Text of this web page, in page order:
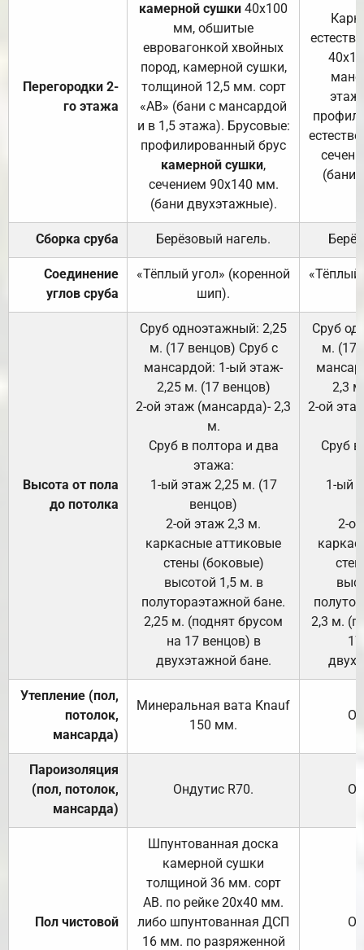
Перегородки 2-
го этажа
камерной сушки 40х100
мм, обшитые
евровагонкой хвойных
пород, камерной сушки,
толщиной 12,5 мм. сорт
«АВ» (бани с мансардой
и в 1,5 этажа). Брусовые:
профилированный брус
камерной сушки,
сечением 90х140 мм.
(бани двухэтажные).
(бани
Сборка сруба Берёзовый нагель.
Соединение
углов сруба
«Тёплый угол» (коренной
шип).
«Тёплый
Высота от пола
до потолка
Сруб одноэтажный: 2,25
м. (17 венцов) Сруб с
мансардой: 1-ый этаж-
2,25 м. (17 венцов)
2-ой этаж (мансарда)- 2,3
м.
Сруб в полтора и два
этажа:
1-ый этаж 2,25 м. (17
венцов)
2-ой этаж 2,3 м.
каркасные аттиковые
стены (боковые)
высотой 1,5 м. в
полутораэтажной бане.
2,25 м. (поднят брусом
на 17 венцов) в
двухэтажной бане.
Сруб
м. (17
2,3
2-ой
Сруб
1-ый
2-
2,3 м.
Утепление (пол,
потолок,
мансарда)
Минеральная вата Knauf
150 мм.
Пароизоляция
(пол, потолок,
мансарда)
Ондутис R70.
Пол чистовой
Шпунтованная доска
камерной сушки
толщиной 36 мм. сорт
АВ. по рейке 20х40 мм.
либо шпунтованная ДСП
16 мм. по разряженной